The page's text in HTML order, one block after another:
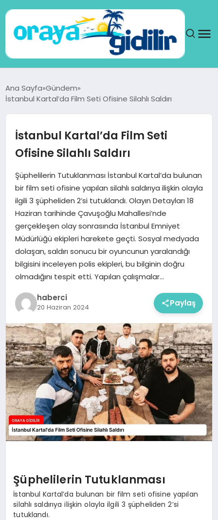
DÜNYA
SEYAHAT
TEKNOLOJI
YAŞAM
Ana Sayfa Gündem
İstanbul Kartal’da Film Seti Ofisine Silahlı Saldırı
İstanbul Kartal’da Film Seti
Ofisine Silahlı Saldırı
Şüphelilerin Tutuklanması İstanbul Kartal’da bulunan
bir film seti ofisine yapılan silahlı saldırıya ilişkin olayla
ilgili 3 şüpheliden 2’si tutuklandı. Olayın Detayları 18
Haziran tarihinde Çavuşoğlu Mahallesi’nde
gerçekleşen olay sonrasında İstanbul Emniyet
Müdürlüğü ekipleri harekete geçti. Sosyal medyada
dolaşan, saldırı sonucu bir oyuncunun yaralandığı
bilgisini inceleyen polis ekipleri, bu bilginin doğru
olmadığını tespit etti. Yapılan çalışmalar…
haberci
20 Haziran 2024 Paylaş
Şüphelilerin Tutuklanması
İstanbul Kartal’da bulunan bir film seti ofisine yapılan
silahlı saldırıya ilişkin olayla ilgili 3 şüpheliden 2’si
tutuklandı.